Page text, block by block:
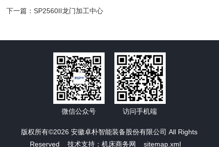
下一篇：SP2560II龙门加工中心
版权所有©2026 安徽卓朴智能装备股份有限公司 All Rights
Reserved 技术支持：机床商务网 sitemap.xml
微信公众号 访问手机端